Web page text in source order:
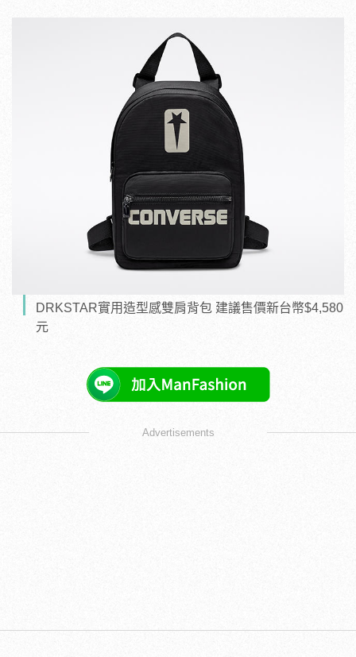
DRKSTAR實用造型感雙肩背包 建議售價新台幣$4,580
元
Advertisements